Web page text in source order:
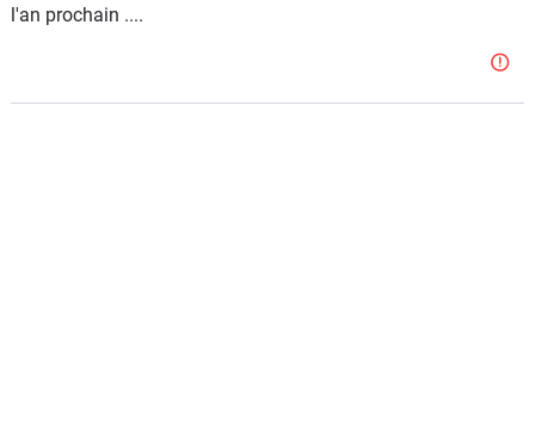
l'an prochain ....